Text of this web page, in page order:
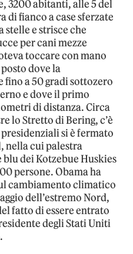
3200 abitanti, alle 5 del
di fianco a case sferzate
stelle e strisce che
per cani mezze
toccare con mano
dove la
a 50 gradi sottozero
e dove il primo
di distanza. Circa
lo Stretto di Bering, c’è
si è fermato
nella cui palestra
dei Kotzebue Huskies
persone. Obama ha
cambiamento climatico
dell’estremo Nord,
fatto di essere entrato
degli Stati Uniti